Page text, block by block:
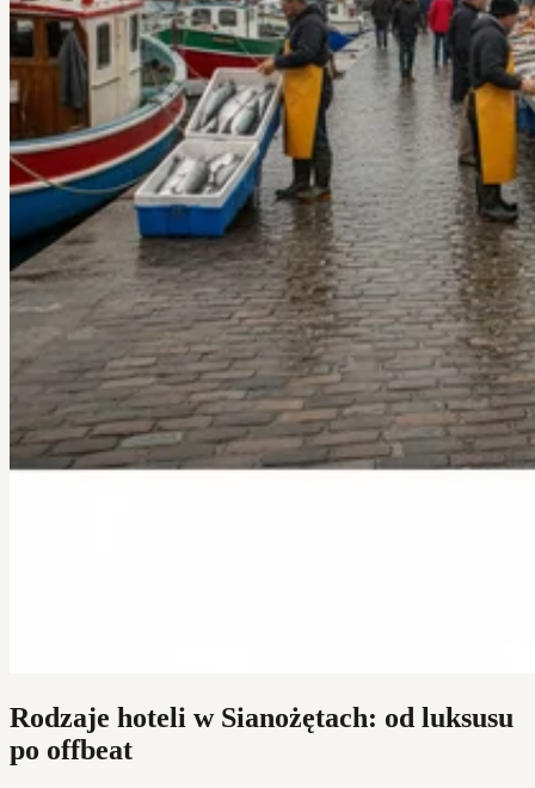
Rodzaje hoteli w Sianożętach: od luksusu
po offbeat